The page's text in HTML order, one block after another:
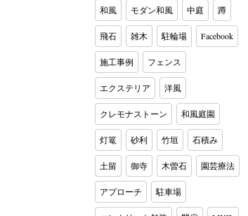
和風 モダン和風 中庭 蹲
飛石 雑木 駐輪場 Facebook
施工事例 フェンス
エクステリア 洋風
クレモナストーン 和風庭園
灯篭 砂利 竹垣 石積み
土留 御寺 木曽石 園芸療法
アプローチ 駐車場